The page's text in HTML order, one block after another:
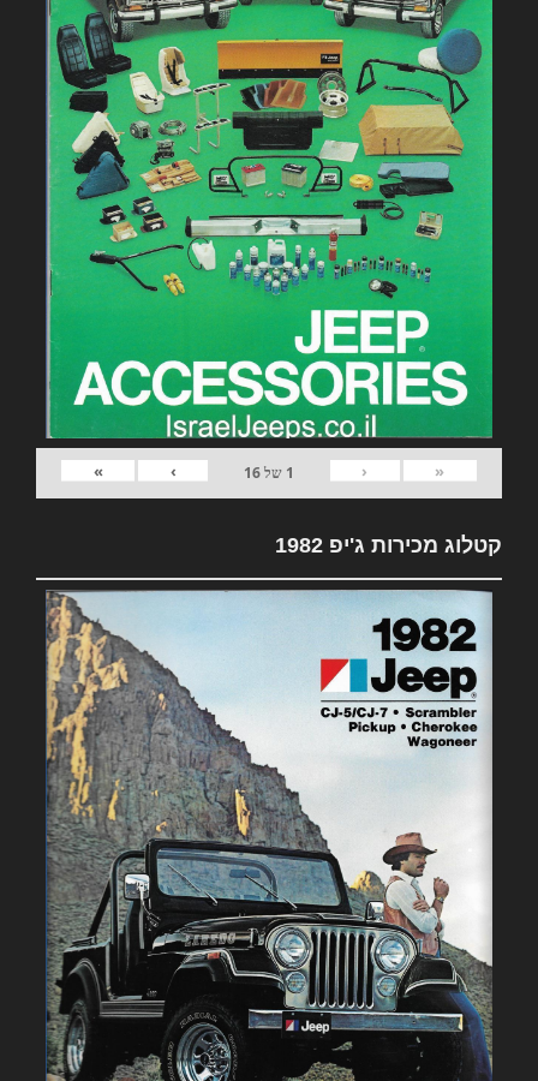
«
‹
1 של16
›
»
קטלוג מכירות ג'יפ 1982